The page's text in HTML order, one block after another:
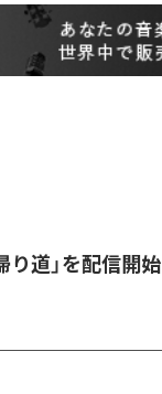
り道」を配信開始